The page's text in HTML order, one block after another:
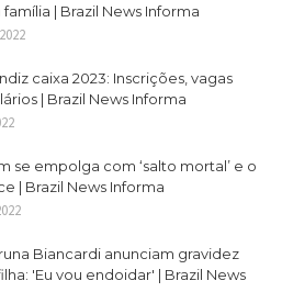
| Brazil News Informa
caixa 2023: Inscrições, vagas
| Brazil News Informa
se empolga com ‘salto mortal’ e o
| Brazil News Informa
Biancardi anunciam gravidez
'Eu vou endoidar' | Brazil News